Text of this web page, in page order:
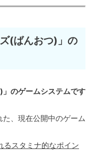
(ばんおつ)」の
のゲームシステムです
た、現在公開中のゲーム
るスタミナ的なポイン